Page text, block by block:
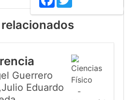
Guerrero
Eduardo